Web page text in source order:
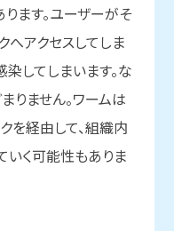
ます。ユーザーがそ
へアクセスしてしま
してしまいます。な
りません。ワームは
を経由して、組織内
く可能性もありま